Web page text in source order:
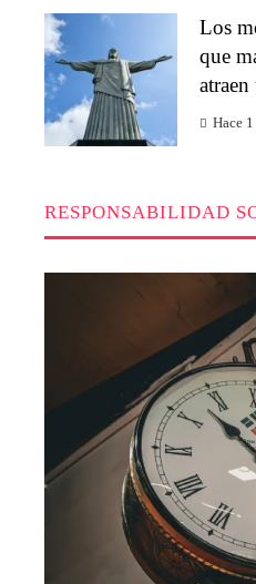
Los
que
Hace 1
RESPONSABILIDAD